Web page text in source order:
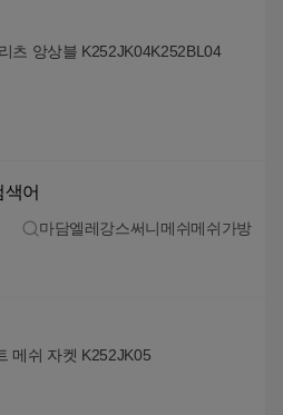
츠 앙상블 K252JK04K252BL04
색어
마담엘레강스써니메쉬메쉬가방
메쉬 자켓 K252JK05